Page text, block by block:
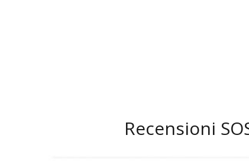
Recensioni